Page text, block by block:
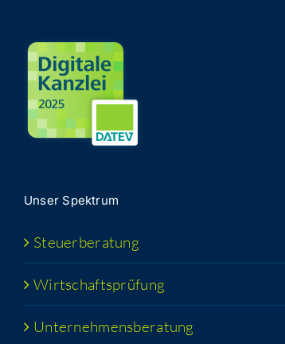
Unser Spek­trum
Steu­er­be­ra­tung
Wirt­schafts­prü­fung
Unter­neh­mens­be­ra­tung